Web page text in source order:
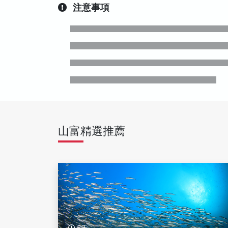
注意事項
山富精選推薦